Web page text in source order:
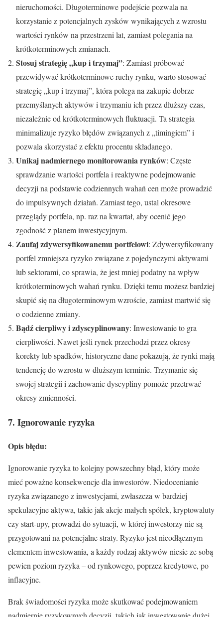
nieruchomości. Długoterminowe podejście pozwala na
korzystanie z potencjalnych zysków wynikających z wzrostu
wartości rynków na przestrzeni lat, zamiast polegania na
krótkoterminowych zmianach.
Stosuj strategię „kup i trzymaj”: Zamiast próbować
przewidywać krótkoterminowe ruchy rynku, warto stosować
strategię „kup i trzymaj”, która polega na zakupie dobrze
przemyślanych aktywów i trzymaniu ich przez dłuższy czas,
niezależnie od krótkoterminowych fluktuacji. Ta strategia
minimalizuje ryzyko błędów związanych z „timingiem” i
pozwala skorzystać z efektu procentu składanego.
Unikaj nadmiernego monitorowania rynków: Częste
sprawdzanie wartości portfela i reaktywne podejmowanie
decyzji na podstawie codziennych wahań cen może prowadzić
do impulsywnych działań. Zamiast tego, ustal okresowe
przeglądy portfela, np. raz na kwartał, aby ocenić jego
zgodność z planem inwestycyjnym.
Zaufaj zdywersyfikowanemu portfelowi: Zdywersyfikowany
portfel zmniejsza ryzyko związane z pojedynczymi aktywami
lub sektorami, co sprawia, że jest mniej podatny na wpływ
krótkoterminowych wahań rynku. Dzięki temu możesz bardziej
skupić się na długoterminowym wzroście, zamiast martwić się
o codzienne zmiany.
Bądź cierpliwy i zdyscyplinowany: Inwestowanie to gra
cierpliwości. Nawet jeśli rynek przechodzi przez okresy
korekty lub spadków, historyczne dane pokazują, że rynki mają
tendencję do wzrostu w dłuższym terminie. Trzymanie się
swojej strategii i zachowanie dyscypliny pomoże przetrwać
okresy zmienności.
7. Ignorowanie ryzyka
Opis błędu:
Ignorowanie ryzyka to kolejny powszechny błąd, który może
mieć poważne konsekwencje dla inwestorów. Niedocenianie
ryzyka związanego z inwestycjami, zwłaszcza w bardziej
spekulacyjne aktywa, takie jak akcje małych spółek, kryptowaluty
czy start-upy, prowadzi do sytuacji, w której inwestorzy nie są
przygotowani na potencjalne straty. Ryzyko jest nieodłącznym
elementem inwestowania, a każdy rodzaj aktywów niesie ze sobą
pewien poziom ryzyka – od rynkowego, poprzez kredytowe, po
inflacyjne.
Brak świadomości ryzyka może skutkować podejmowaniem